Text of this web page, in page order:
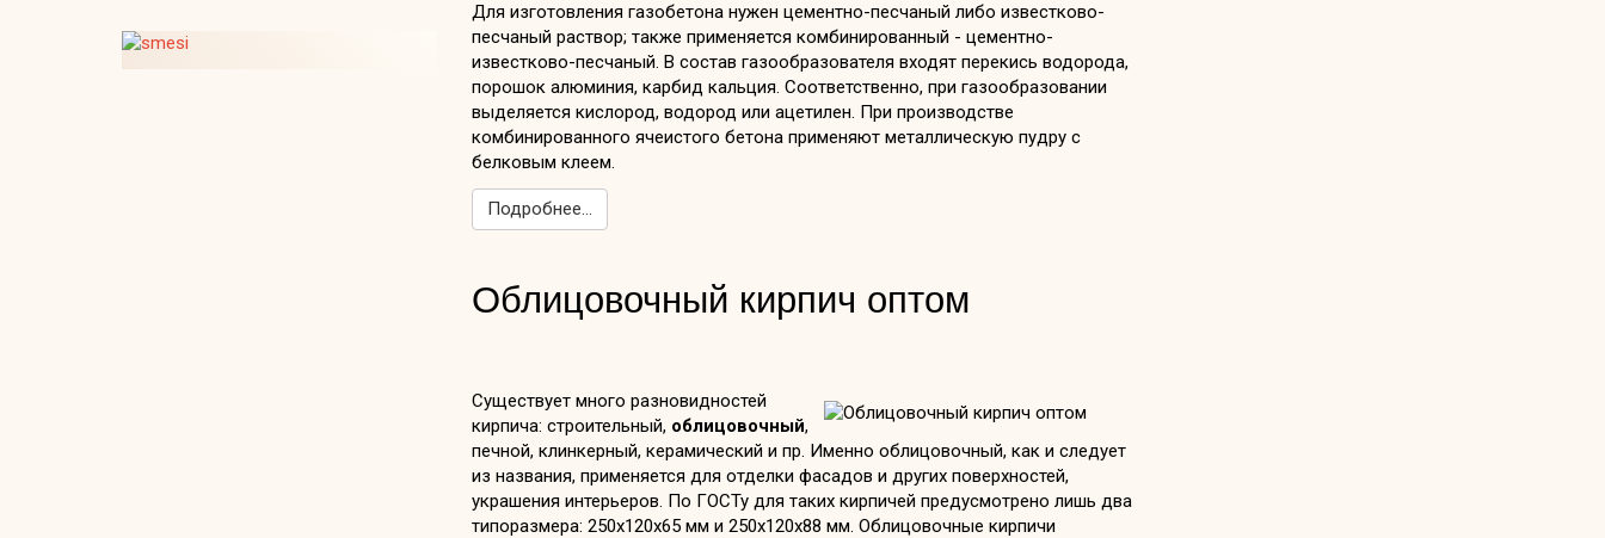
Для изготовления газобетона нужен цементно-песчаный либо известково-
песчаный раствор; также применяется комбинированный - цементно-
известково-песчаный. В состав газообразователя входят перекись водорода,
порошок алюминия, карбид кальция. Соответственно, при газообразовании
выделяется кислород, водород или ацетилен. При производстве
комбинированного ячеистого бетона применяют металлическую пудру с
белковым клеем.
Подробнее...
Облицовочный кирпич оптом
Существует много разновидностей
кирпича: строительный, облицовочный,
печной, клинкерный, керамический и пр. Именно облицовочный, как и следует
из названия, применяется для отделки фасадов и других поверхностей,
украшения интерьеров. По ГОСТу для таких кирпичей предусмотрено лишь два
типоразмера: 250х120х65 мм и 250х120х88 мм. Облицовочные кирпичи